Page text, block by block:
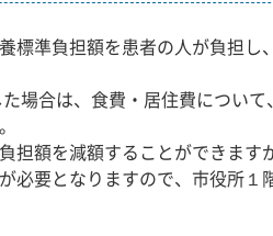
標準負担額を患者の人が負担し
合は、食費・居住費について
額を減額することができます
必要となりますので、市役所